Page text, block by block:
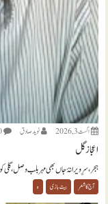
اگست 3, 2026 نويد صادق
اعجاز گل
ہجر، سرِ ویرانۂ جاں بھی مہر بلب وصل، گلی
آج کا شعر بیت بازی ہ